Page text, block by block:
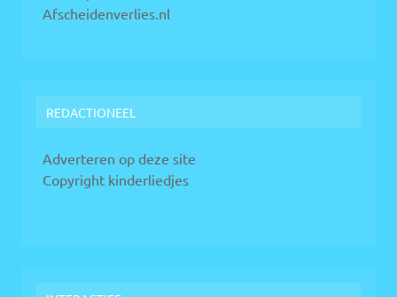
Afscheidenverlies.nl
REDACTIONEEL
Adverteren op deze site
Copyright kinderliedjes